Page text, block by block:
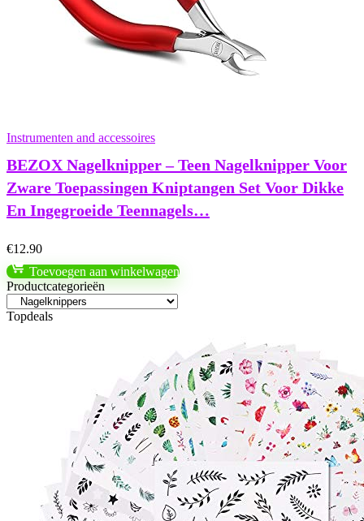
Instrumenten and accessoires
BEZOX Nagelknipper – Teen Nagelknipper Voor
Zware Toepassingen Kniptangen Set Voor Dikke
En Ingegroeide Teennagels…
€12.90
Toevoegen aan winkelwagen
Productcategorieën
Topdeals